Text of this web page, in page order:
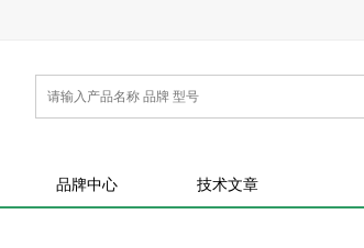
品牌中心 技术文章